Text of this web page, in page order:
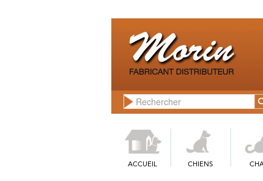
ACCUEIL CHIENS